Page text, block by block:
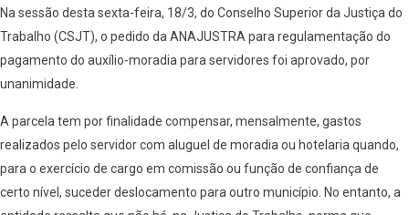
Na sessão desta sexta-feira, 18/3, do Conselho Superior da Justiça do
Trabalho (CSJT), o pedido da ANAJUSTRA para regulamentação do
pagamento do auxílio-moradia para servidores foi aprovado, por
unanimidade.
A parcela tem por finalidade compensar, mensalmente, gastos
realizados pelo servidor com aluguel de moradia ou hotelaria quando,
para o exercício de cargo em comissão ou função de confiança de
certo nível, suceder deslocamento para outro município. No entanto, a